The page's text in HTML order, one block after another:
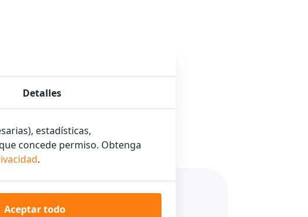
Detalles
estadísticas,
concede permiso. Obtenga
.
Aceptar todo